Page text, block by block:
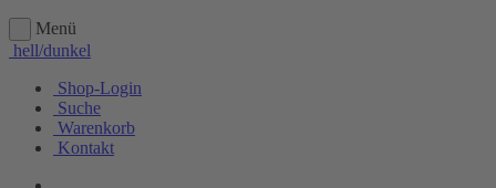
Menü
hell/dunkel
Shop-Login
Suche
Warenkorb
Kontakt